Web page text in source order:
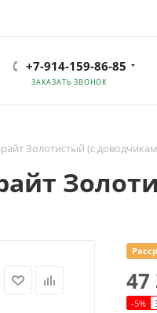
+7-914-159-86-85
ЗАКАЗАТЬ ЗВОНОК
Золотистый (с
47
-5%